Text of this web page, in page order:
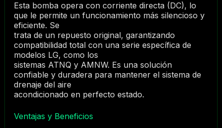
Esta bomba opera con corriente directa (DC), lo
que le permite un funcionamiento más silencioso y
eficiente. Se
trata de un repuesto original, garantizando
compatibilidad total con una serie específica de
modelos LG, como los
sistemas ATNQ y AMNW. Es una solución
confiable y duradera para mantener el sistema de
drenaje del aire
acondicionado en perfecto estado.
Ventajas y Beneficios